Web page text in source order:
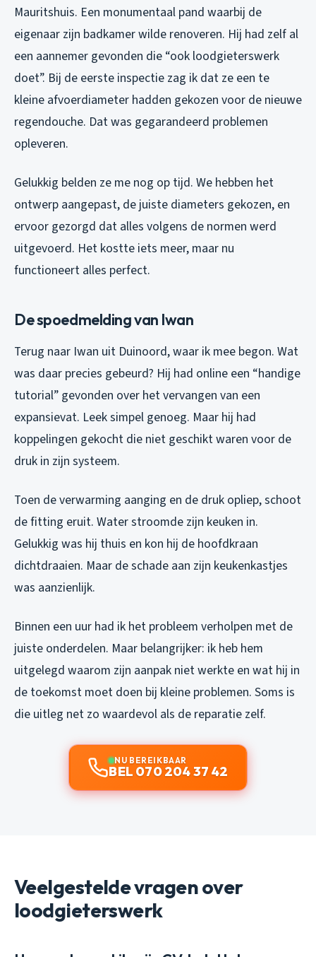
Mauritshuis. Een monumentaal pand waarbij de
eigenaar zijn badkamer wilde renoveren. Hij had zelf al
een aannemer gevonden die “ook loodgieterswerk
doet”. Bij de eerste inspectie zag ik dat ze een te
kleine afvoerdiameter hadden gekozen voor de nieuwe
regendouche. Dat was gegarandeerd problemen
opleveren.
Gelukkig belden ze me nog op tijd. We hebben het
ontwerp aangepast, de juiste diameters gekozen, en
ervoor gezorgd dat alles volgens de normen werd
uitgevoerd. Het kostte iets meer, maar nu
functioneert alles perfect.
De spoedmelding van Iwan
Terug naar Iwan uit Duinoord, waar ik mee begon. Wat
was daar precies gebeurd? Hij had online een “handige
tutorial” gevonden over het vervangen van een
expansievat. Leek simpel genoeg. Maar hij had
koppelingen gekocht die niet geschikt waren voor de
druk in zijn systeem.
Toen de verwarming aanging en de druk opliep, schoot
de fitting eruit. Water stroomde zijn keuken in.
Gelukkig was hij thuis en kon hij de hoofdkraan
dichtdraaien. Maar de schade aan zijn keukenkastjes
was aanzienlijk.
Binnen een uur had ik het probleem verholpen met de
juiste onderdelen. Maar belangrijker: ik heb hem
uitgelegd waarom zijn aanpak niet werkte en wat hij in
de toekomst moet doen bij kleine problemen. Soms is
die uitleg net zo waardevol als de reparatie zelf.
NU BEREIKBAAR
BEL 070 204 37 42
Veelgestelde vragen over
loodgieterswerk